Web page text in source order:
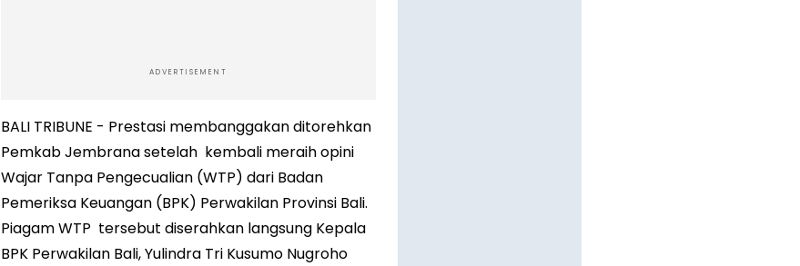
ADVERTISEMENT
BALI TRIBUNE - Prestasi membanggakan ditorehkan
Pemkab Jembrana setelah kembali meraih opini
Wajar Tanpa Pengecualian (WTP) dari Badan
Pemeriksa Keuangan (BPK) Perwakilan Provinsi Bali.
Piagam WTP tersebut diserahkan langsung Kepala
BPK Perwakilan Bali, Yulindra Tri Kusumo Nugroho